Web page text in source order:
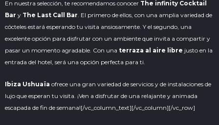
En nuestra selección, te recomendamos conocer The infinity Cocktail
Bar y The Last Call Bar . El primero de ellos, con una amplia variedad de
cócteles estará esperando tu visita ansiosamente. Y el segundo, una
excelente opción para disfrutar con un ambiente que invita a compartir y
pasar un momento agradable. Con una terraza al aire libre justo en la
entrada del hotel, será una opción perfecta para ti.
Ibiza Ushuaïa ofrece una gran variedad de servicios y de instalaciones de
lujo que esperan tu visita. ¡Ven a disfrutar de una relajante y animada
escapada de fin de semana![/vc_column_text][/vc_column][/vc_row]